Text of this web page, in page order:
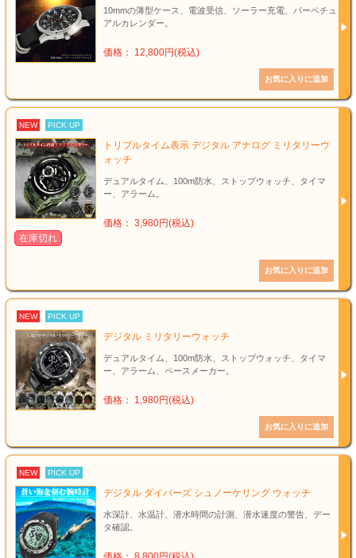
10mmの薄型ケース、電波受信、ソーラー充電、パーペチュ
アルカレンダー。
価格： 12,800円(税込)
NEW PICK UP
トリプルタイム表示 デジタル アナログ ミリタリーウ
ォッチ
デュアルタイム、100m防水、ストップウォッチ、タイマ
ー、アラーム。
価格： 3,980円(税込)
在庫切れ
NEW PICK UP
デジタル ミリタリーウォッチ
デュアルタイム、100m防水、ストップウォッチ、タイマ
ー、アラーム、ペースメーカー。
価格： 1,980円(税込)
NEW PICK UP
デジタル ダイバーズ シュノーケリング ウォッチ
水深計、水温計、潜水時間の計測、潜水速度の警告、デー
タ確認。